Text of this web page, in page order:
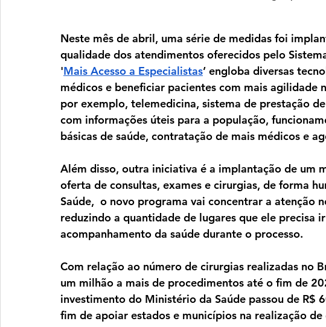
Neste mês de abril, uma série de medidas foi
qualidade dos atendimentos oferecidos pelo
'Mais Acesso a Especialistas’ engloba diversas
médicos e beneficiar pacientes com mais agilidade
por exemplo, telemedicina, sistema de prestação
com informações úteis para a população,
básicas de saúde, contratação de mais médicos e
Além disso, outra iniciativa é a implantação de um
oferta de consultas, exames e cirurgias, de forma
Saúde,  o novo programa vai concentrar a atenção
reduzindo a quantidade de lugares que ele precisa
acompanhamento da saúde durante o processo.
Com relação ao número de cirurgias realizadas no
um milhão a mais de procedimentos até o fim de
investimento do Ministério da Saúde passou de R$
fim de apoiar estados e municípios na realização